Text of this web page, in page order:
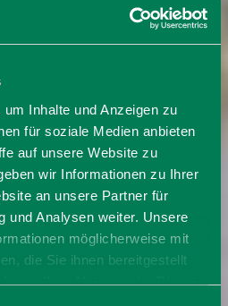
Inhalte und Anzeigen zu
für soziale Medien anbieten
auf unsere Website zu
wir Informationen zu Ihrer
an unsere Partner für
und Analysen weiter. Unsere
möglicherweise mit
die Sie ihnen bereitgestellt
Ihrer Nutzung der Dienste